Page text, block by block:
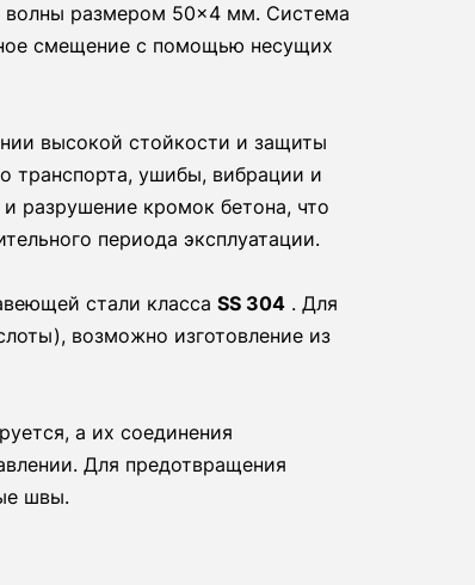
волны размером 50×4 мм. Система
смещение с помощью несущих
высокой стойкости и защиты
транспорта, ушибы, вибрации и
разрушение кромок бетона, что
периода эксплуатации.
стали класса SS 304 . Для
возможно изготовление из
а их соединения
Для предотвращения
швы.